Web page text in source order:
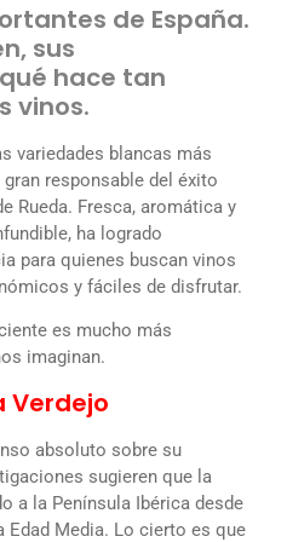
de España.
sus
hace tan
vinos.
variedades blancas más
responsable del éxito
Rueda. Fresca, aromática y
ha logrado
para quienes buscan vinos
y fáciles de disfrutar.
es mucho más
imaginan.
Verdejo
absoluto sobre su
sugieren que la
a la Península Ibérica desde
Edad Media. Lo cierto es que